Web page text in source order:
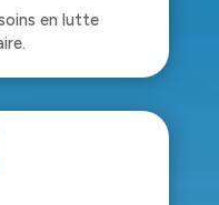
en lutte